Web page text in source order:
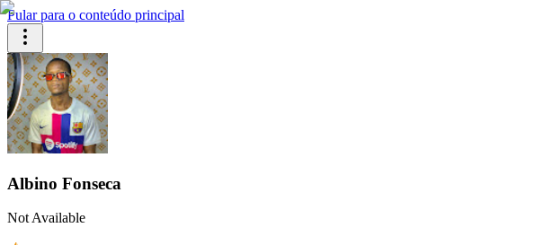
Pular para o conteúdo principal
Albino Fonseca
Not Available